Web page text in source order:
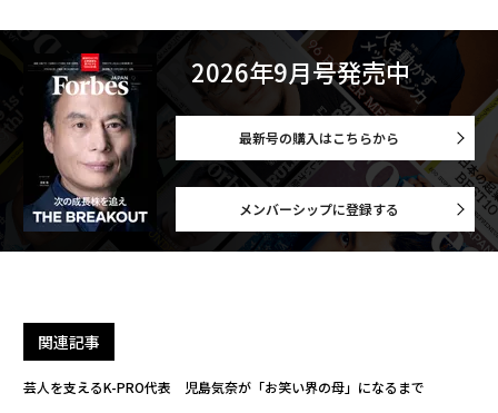
2026年9月号発売中
最新号の購入はこちらから
メンバーシップに登録する
関連記事
芸人を支えるK-PRO代表 児島気奈が「お笑い界の母」になるまで